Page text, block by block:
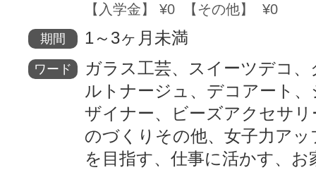
【入学金】 ¥0 【その他】 ¥0
期間 1～3ヶ月未満
ワード
ガラス工芸、スイーツデコ
ルトナージュ、デコアート
ザイナー、ビーズアクセサリ
のづくりその他、女子力アッ
を目指す、仕事に活かす、お